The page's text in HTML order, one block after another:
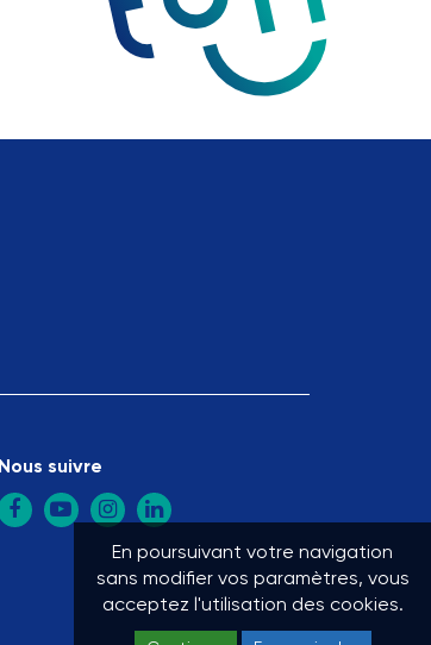
Nous suivre
En poursuivant votre navigation
sans modifier vos paramètres, vous
acceptez l'utilisation des cookies.